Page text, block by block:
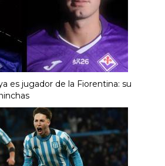
es jugador de la Fiorentina: su